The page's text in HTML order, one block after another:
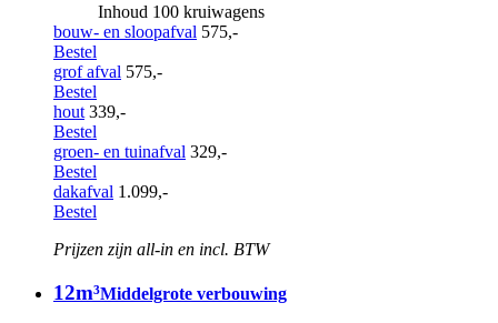
Inhoud 100 kruiwagens
bouw- en sloopafval 575,-
Bestel
grof afval 575,-
Bestel
hout 339,-
Bestel
groen- en tuinafval 329,-
Bestel
dakafval 1.099,-
Bestel
Prijzen zijn all-in en incl. BTW
12m³Middelgrote verbouwing